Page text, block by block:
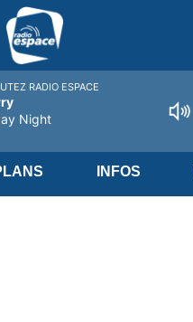
INFOS
RADIO ESPACE
Night